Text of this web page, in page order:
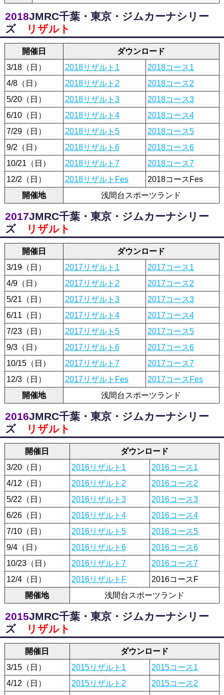
2018JMRC千葉・東京・ジムカーナシリー
ズ
リザルト
開催日
ダウンロード
3/18（日）
2018リザルト1
2018コース1
4/8（日）
2018リザルト2
2018コース2
5/20（日）
2018リザルト3
2018コース3
6/10（日）
2018リザルト4
2018コース4
7/29（日）
2018リザルト5
2018コース5
9/2（日）
2018リザルト6
2018コース6
10/21（日）
2018リザルト7
2018コース7
12/2（日）
2018リザルトFes
2018コースFes
開催地
浅間台スポーツランド
2017JMRC千葉・東京・ジムカーナシリー
ズ
リザルト
開催日
ダウンロード
3/19（日）
2017リザルト1
2017コース1
4/9（日）
2017リザルト2
2017コース2
5/21（日）
2017リザルト3
2017コース3
6/11（日）
2017リザルト4
2017コース4
7/23（日）
2017リザルト5
2017コース5
9/3（日）
2017リザルト6
2017コース6
10/15（日）
2017リザルト7
2017コース7
12/3（日）
2017リザルトFes
2017コースFes
開催地
浅間台スポーツランド
2016JMRC千葉・東京・ジムカーナシリー
ズ
リザルト
開催日
ダウンロード
3/20（日）
2016リザルト1
2016コース1
4/12（日）
2016リザルト2
2016コース2
5/22（日）
2016リザルト3
2016コース3
6/26（日）
2016リザルト4
2016コース4
7/10（日）
2016リザルト5
2016コース5
9/4（日）
2016リザルト6
2016コース6
10/23（日）
2016リザルト7
2016コース7
12/4（日）
2016リザルトF
2016コースF
開催地
浅間台スポーツランド
2015JMRC千葉・東京・ジムカーナシリー
ズ
リザルト
開催日
ダウンロード
3/15（日）
2015リザルト1
2015コース1
4/12（日）
2015リザルト2
2015コース2